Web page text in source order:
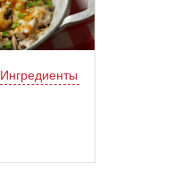
Ингредиенты